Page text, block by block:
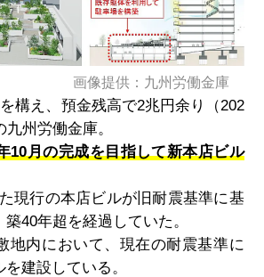
画像提供：九州労働金庫
構え、預金残高で2兆円余り（202
州労働金庫。
10月の完成を目指して新本店ビル
現行の本店ビルが旧耐震基準に基
40年超を経過していた。
地内において、現在の耐震基準に
建設している。